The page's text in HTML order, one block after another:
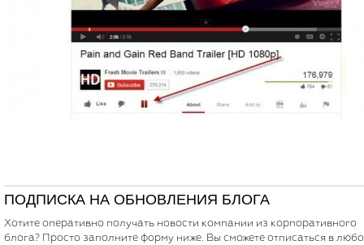
ПОДПИСКА НА ОБНОВЛЕНИЯ БЛОГА
Хотите оперативно получать новости компании из корпоративного
блога? Просто заполните форму ниже. Вы сможете отписаться в